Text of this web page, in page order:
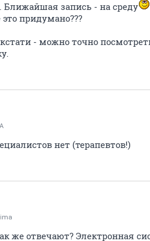
запись - на среду
придумано???
- можно точно
нет (терапевтов!)
же отвечают? Электронная